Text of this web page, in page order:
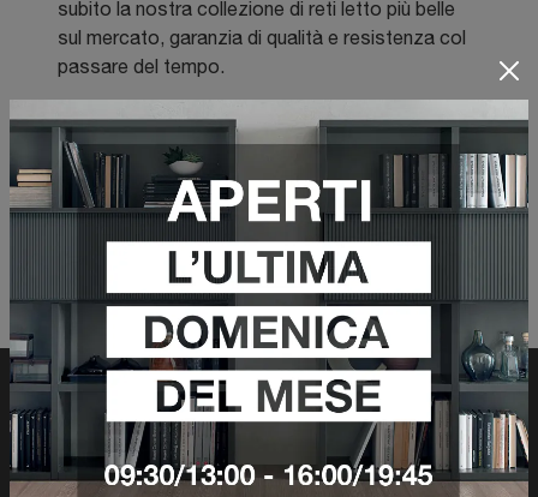
Filtra risultati
subito la nostra collezione di reti letto più belle
sul mercato, garanzia di qualità e resistenza col
passare del tempo.